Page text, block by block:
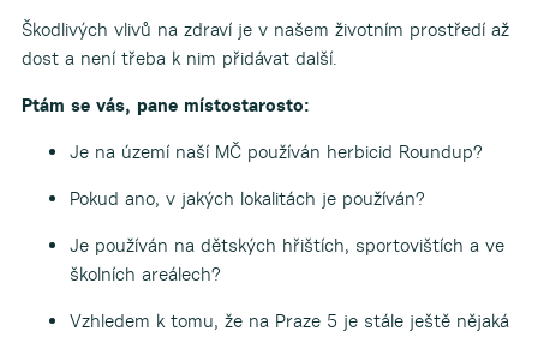
Škodlivých vlivů na zdraví je v našem životním prostředí až
dost a není třeba k nim přidávat další.
Ptám se vás, pane místostarosto:
Je na území naší MČ používán herbicid Roundup?
Pokud ano, v jakých lokalitách je používán?
Je používán na dětských hřištích, sportovištích a ve
školních areálech?
Vzhledem k tomu, že na Praze 5 je stále ještě nějaká